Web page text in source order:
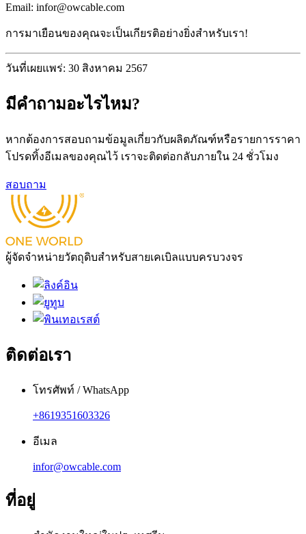
Email: infor@owcable.com
การมาเยือนของคุณจะเป็นเกียรติอย่างยิ่งสำหรับเรา!
วันที่เผยแพร่: 30 สิงหาคม 2567
มีคำถามอะไรไหม?
หากต้องการสอบถามข้อมูลเกี่ยวกับผลิตภัณฑ์หรือรายการราคา
โปรดทิ้งอีเมลของคุณไว้ เราจะติดต่อกลับภายใน 24 ชั่วโมง
สอบถาม
ผู้จัดจำหน่ายวัตถุดิบสำหรับสายเคเบิลแบบครบวงจร
ติดต่อเรา
โทรศัพท์ / WhatsApp
+8619351603326
อีเมล
infor@owcable.com
ที่อยู่